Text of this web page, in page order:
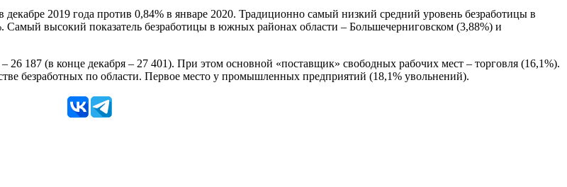
2019 года против 0,84% в январе 2020. Традиционно самый низкий средний уровень безработицы в
Самый высокий показатель безработицы в южных районах области – Большечерниговском (3,88%) и
187 (в конце декабря – 27 401). При этом основной «поставщик» свободных рабочих мест – торговля (16,1%).
безработных по области. Первое место у промышленных предприятий (18,1% увольнений).